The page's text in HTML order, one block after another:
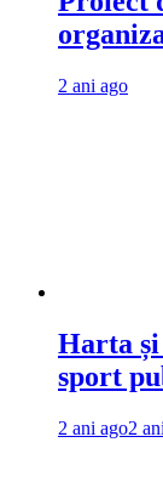
2 ani ago
Harta
sport
2 ani ago2